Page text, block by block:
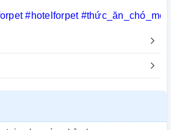
#hotelforpet #thức_ăn_chó_mèo